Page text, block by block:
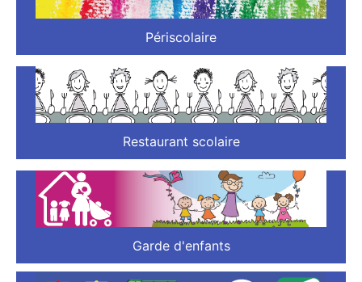
Périscolaire
Restaurant scolaire
Garde d'enfants